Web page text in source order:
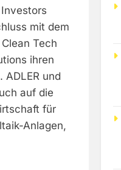
mit dem
Tech
ihren
und
auf die
für
Anlagen,